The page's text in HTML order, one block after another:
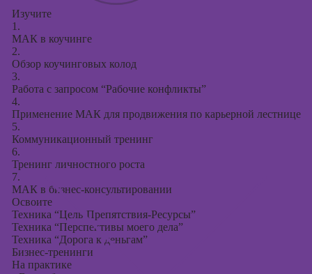
Изучите
1.
МАК в коучинге
2.
Обзор коучинговых колод
3.
Работа с запросом “Рабочие конфликты”
4.
Применение МАК для продвижения по карьерной лестнице
5.
Коммуникационный тренинг
6.
Тренинг личностного роста
7.
МАК в бизнес-консультировании
Освоите
Техника “Цель-Препятствия-Ресурсы”
Техника “Перспективы моего дела”
Техника “Дорога к деньгам”
Бизнес-тренинги
На практике